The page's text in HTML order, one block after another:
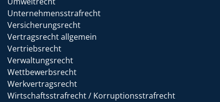
Unternehmensstrafrecht
Versicherungsrecht
Vertragsrecht allgemein
Vertriebsrecht
Verwaltungsrecht
Wettbewerbsrecht
Werkvertragsrecht
Wirtschaftsstrafrecht / Korruptionsstrafrecht